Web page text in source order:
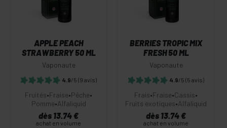
APPLE PEACH
STRAWBERRY 50 ML
Vaponaute
4.9/5 (9 avis)
Fruités•Fraise•Pêche•
Pomme•Alfaliquid
dès 13.74 €
achat en volume
BERRIES TROPIC MIX
FRESH 50 ML
Vaponaute
4.9/5 (5 avis)
Frais•Fraise•Cassis•
Fruits exotiques•Alfaliquid
dès 13.74 €
achat en volume